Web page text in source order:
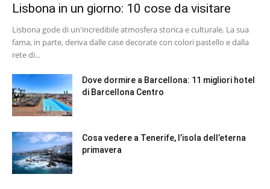
Lisbona in un giorno: 10 cose da visitare
Lisbona gode di un'incredibile atmosfera storica e culturale. La sua
fama, in parte, deriva dalle case decorate con colori pastello e dalla
rete di...
Dove dormire a Barcellona: 11 migliori hotel
di Barcellona Centro
Cosa vedere a Tenerife, l’isola dell’eterna
primavera